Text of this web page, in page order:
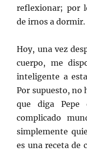
reflexionar; por
de irnos a dormir.
Hoy, una vez
cuerpo, me
inteligente a
Por supuesto, no
que diga
complicado
simplemente
es una receta de